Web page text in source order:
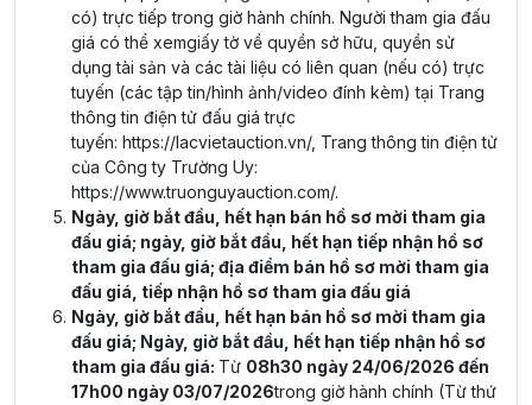
có) trực tiếp trong giờ hành chính. Người tham gia đấu
giá có thể xemgiấy tờ về quyền sở hữu, quyền sử
dụng tài sản và các tài liệu có liên quan (nếu có) trực
tuyến (các tập tin/hình ảnh/video đính kèm) tại Trang
thông tin điện tử đấu giá trực
tuyến: https://lacvietauction.vn/, Trang thông tin điện tử
của Công ty Trường Uy:
https://www.truonguyauction.com/.
Ngày, giờ bắt đầu, hết hạn bán hồ sơ mời tham gia
đấu giá; ngày, giờ bắt đầu, hết hạn tiếp nhận hồ sơ
tham gia đấu giá; địa điểm bán hồ sơ mời tham gia
đấu giá, tiếp nhận hồ sơ tham gia đấu giá
Ngày, giờ bắt đầu, hết hạn bán hồ sơ mời tham gia
đấu giá; Ngày, giờ bắt đầu, hết hạn tiếp nhận hồ sơ
tham gia đấu giá: Từ 08h30 ngày 24/06/2026 đến
17h00 ngày 03/07/2026trong giờ hành chính (Từ thứ